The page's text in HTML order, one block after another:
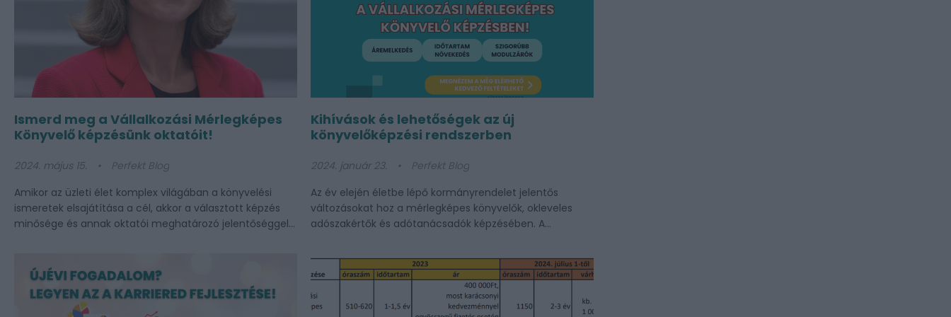
Ismerd meg a Vállalkozási Mérlegképes
Könyvelő képzésünk oktatóit!
2024. május 15.
Perfekt Blog
Amikor az üzleti élet komplex világában a könyvelési
ismeretek elsajátítása a cél, akkor a választott képzés
minősége és annak oktatói meghatározó jelentőséggel...
Kihívások és lehetőségek az új
könyvelőképzési rendszerben
2024. január 23.
Perfekt Blog
Az év elején életbe lépő kormányrendelet jelentős
változásokat hoz a mérlegképes könyvelők, okleveles
adószakértők és adótanácsadók képzésében. A...